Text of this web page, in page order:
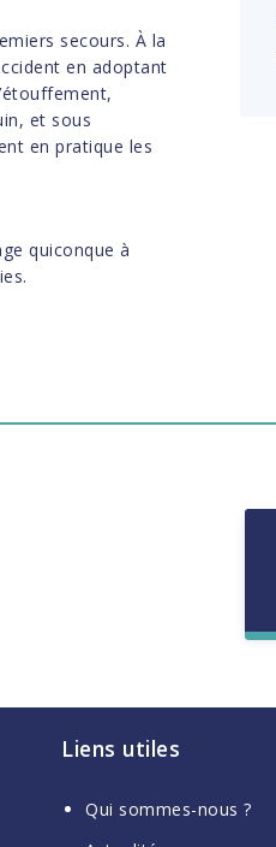
secours. À la
en adoptant
et sous
en pratique les
quiconque à
Liens utiles
Qui sommes-nous ?